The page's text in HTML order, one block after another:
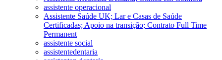
assistente operacional
Assistente Saúde UK; Lar e Casas de Saúde
Certificadas; Apoio na transição; Contrato Full Time
Permanent
assistente social
assistentedentaria